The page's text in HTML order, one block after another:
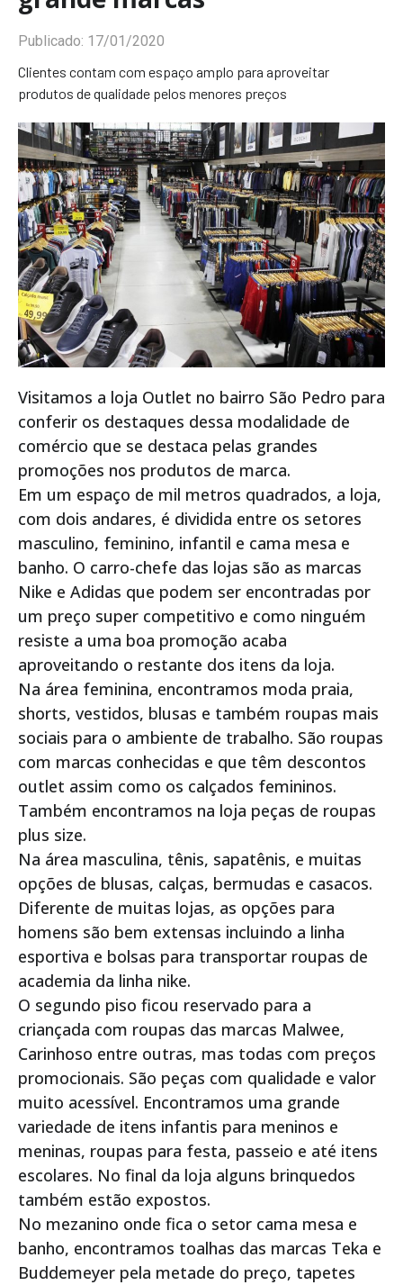
Publicado: 17/01/2020
Clientes contam com espaço amplo para aproveitar
produtos de qualidade pelos menores preços
Visitamos a loja Outlet no bairro São Pedro para
conferir os destaques dessa modalidade de
comércio que se destaca pelas grandes
promoções nos produtos de marca.
Em um espaço de mil metros quadrados, a loja,
com dois andares, é dividida entre os setores
masculino, feminino, infantil e cama mesa e
banho. O carro-chefe das lojas são as marcas
Nike e Adidas que podem ser encontradas por
um preço super competitivo e como ninguém
resiste a uma boa promoção acaba
aproveitando o restante dos itens da loja.
Na área feminina, encontramos moda praia,
shorts, vestidos, blusas e também roupas mais
sociais para o ambiente de trabalho. São roupas
com marcas conhecidas e que têm descontos
outlet assim como os calçados femininos.
Também encontramos na loja peças de roupas
plus size.
Na área masculina, tênis, sapatênis, e muitas
opções de blusas, calças, bermudas e casacos.
Diferente de muitas lojas, as opções para
homens são bem extensas incluindo a linha
esportiva e bolsas para transportar roupas de
academia da linha nike.
O segundo piso ficou reservado para a
criançada com roupas das marcas Malwee,
Carinhoso entre outras, mas todas com preços
promocionais. São peças com qualidade e valor
muito acessível. Encontramos uma grande
variedade de itens infantis para meninos e
meninas, roupas para festa, passeio e até itens
escolares. No final da loja alguns brinquedos
também estão expostos.
No mezanino onde fica o setor cama mesa e
banho, encontramos toalhas das marcas Teka e
Buddemeyer pela metade do preço, tapetes